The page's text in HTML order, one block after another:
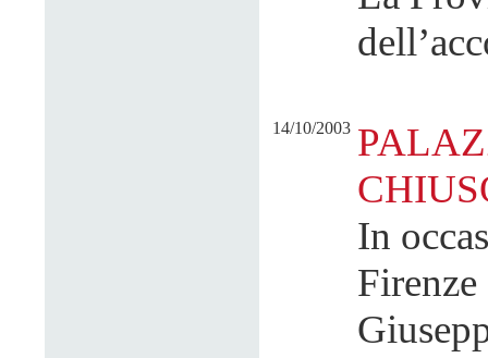
14/10/2003
In